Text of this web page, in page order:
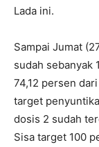
Lada ini.
Sampai Jumat
sudah sebanyak
74,12 persen
target
dosis 2 sudah
Sisa target 100